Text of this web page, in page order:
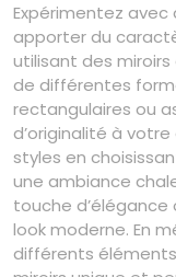
Expérimentez
apporter du
utilisant des
de différentes
rectangulaires ou
d’originalité à
styles en
une ambiance
touche
look moderne. En
différents